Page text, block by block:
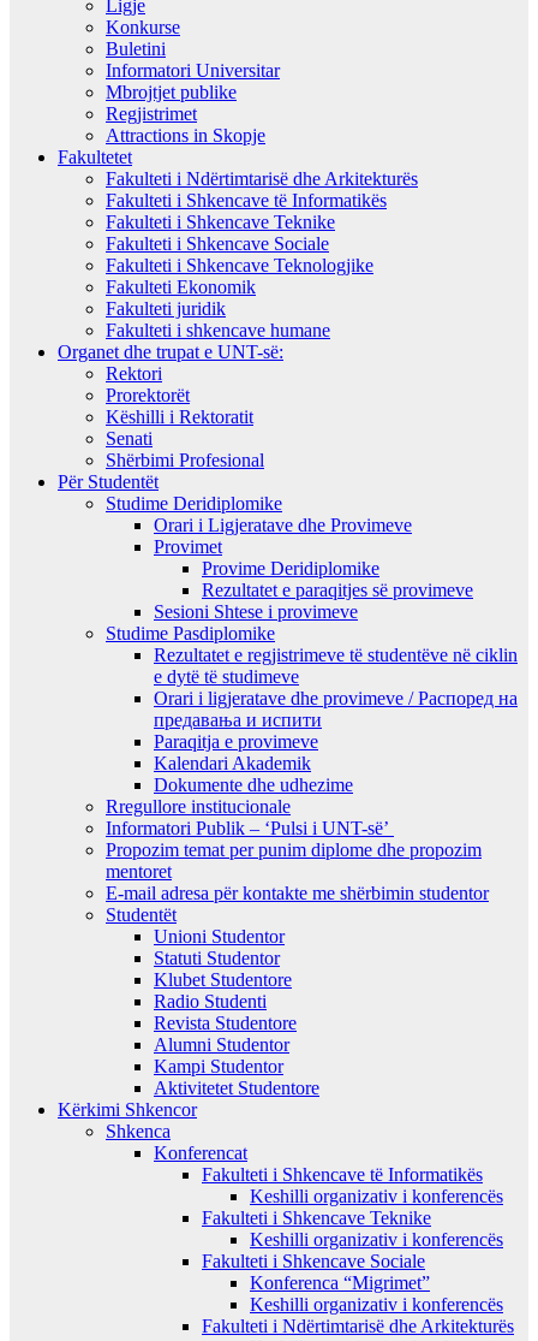
Ligje
Konkurse
Buletini
Informatori Universitar
Mbrojtjet publike
Regjistrimet
Attractions in Skopje
Fakultetet
Fakulteti i Ndërtimtarisë dhe Arkitekturës
Fakulteti i Shkencave të Informatikës
Fakulteti i Shkencave Teknike
Fakulteti i Shkencave Sociale
Fakulteti i Shkencave Teknologjike
Fakulteti Ekonomik
Fakulteti juridik
Fakulteti i shkencave humane
Organet dhe trupat e UNT-së:
Rektori
Prorektorët
Këshilli i Rektoratit
Senati
Shërbimi Profesional
Për Studentët
Studime Deridiplomike
Orari i Ligjeratave dhe Provimeve
Provimet
Provime Deridiplomike
Rezultatet e paraqitjes së provimeve
Sesioni Shtese i provimeve
Studime Pasdiplomike
Rezultatet e regjistrimeve të studentëve në ciklin
e dytë të studimeve
Orari i ligjeratave dhe provimeve / Распоред на
предавањa и испити
Paraqitja e provimeve
Kalendari Akademik
Dokumente dhe udhezime
Rregullore institucionale
Informatori Publik – ‘Pulsi i UNT-së’
Propozim temat per punim diplome dhe propozim
mentoret
E-mail adresa për kontakte me shërbimin studentor
Studentët
Unioni Studentor
Statuti Studentor
Klubet Studentore
Radio Studenti
Revista Studentore
Alumni Studentor
Kampi Studentor
Aktivitetet Studentore
Kërkimi Shkencor
Shkenca
Konferencat
Fakulteti i Shkencave të Informatikës
Keshilli organizativ i konferencës
Fakulteti i Shkencave Teknike
Keshilli organizativ i konferencës
Fakulteti i Shkencave Sociale
Konferenca “Migrimet”
Keshilli organizativ i konferencës
Fakulteti i Ndërtimtarisë dhe Arkitekturës